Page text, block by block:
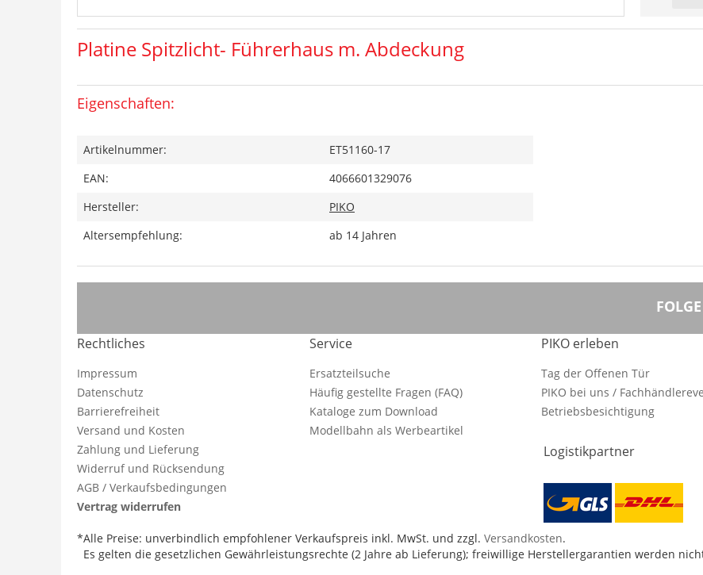
Platine Spitzlicht- Führerhaus m. Abdeckung
Eigenschaften:
Artikelnummer:
ET51160-17
EAN:
4066601329076
Hersteller:
PIKO
Altersempfehlung:
ab 14 Jahren
Rechtliches
Impressum
Datenschutz
Barrierefreiheit
Versand und Kosten
Zahlung und Lieferung
Widerruf und Rücksendung
AGB / Verkaufsbedingungen
Vertrag widerrufen
Service
Ersatzteilsuche
Häufig gestellte Fragen (FAQ)
Kataloge zum Download
Modellbahn als Werbeartikel
PIKO erleben
Tag der Offenen Tür
PIKO bei uns /
Betriebsbesichtigung
Logistikpartner
*Alle Preise: unverbindlich empfohlener Verkaufspreis inkl. MwSt. und zzgl. Versandkosten.
Es gelten die gesetzlichen Gewährleistungsrechte (2 Jahre ab Lieferung); freiwillige Herstellergarantien werden